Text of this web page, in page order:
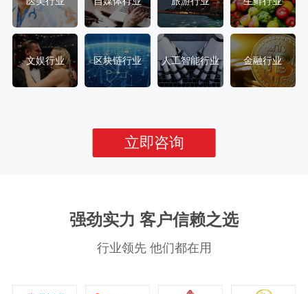
文娱行业 区块链行业 人工智能行业 金融行业
立即咨询
强劲实力 客户信赖之选
行业领先 他们都在用